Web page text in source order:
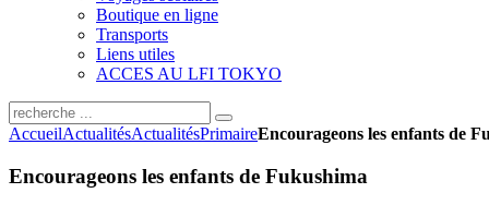
Boutique en ligne
Transports
Liens utiles
ACCES AU LFI TOKYO
AccueilActualitésActualitésPrimaireEncourageons les enfants de
Encourageons les enfants de Fukushima